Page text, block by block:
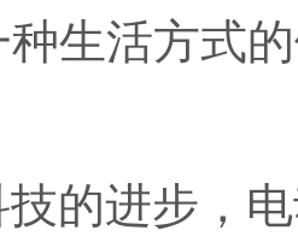
生活方式
进步，电